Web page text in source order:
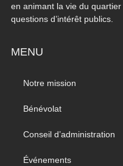
en animant la vie du
questions d’intérêt publics.
MENU
Notre mission
Bénévolat
Conseil d’administration
Événements